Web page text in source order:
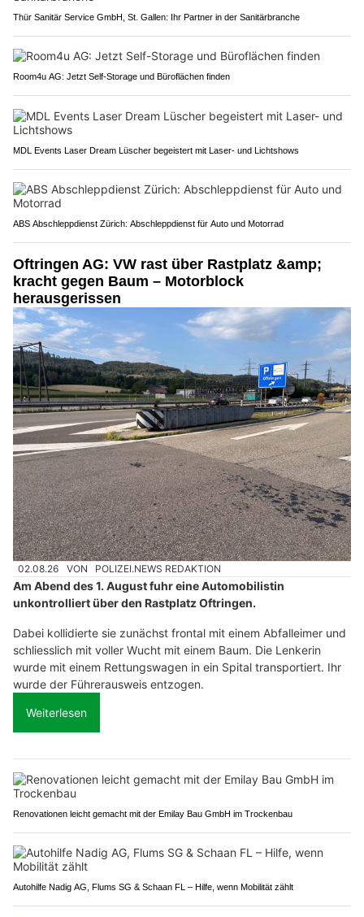
Thür Sanitär Service GmbH, St. Gallen: Ihr Partner in der Sanitärbranche
Room4u AG: Jetzt Self-Storage und Büroflächen finden
MDL Events Laser Dream Lüscher begeistert mit Laser- und Lichtshows
ABS Abschleppdienst Zürich: Abschleppdienst für Auto und Motorrad
Oftringen AG: VW rast über Rastplatz &amp;
kracht gegen Baum – Motorblock
herausgerissen
02.08.26 VON POLIZEI.NEWS REDAKTION
Am Abend des 1. August fuhr eine Automobilistin
unkontrolliert über den Rastplatz Oftringen.
Dabei kollidierte sie zunächst frontal mit einem Abfalleimer und
schliesslich mit voller Wucht mit einem Baum. Die Lenkerin
wurde mit einem Rettungswagen in ein Spital transportiert. Ihr
wurde der Führerausweis entzogen.
Weiterlesen
Renovationen leicht gemacht mit der Emilay Bau GmbH im Trockenbau
Autohilfe Nadig AG, Flums SG & Schaan FL – Hilfe, wenn Mobilität zählt